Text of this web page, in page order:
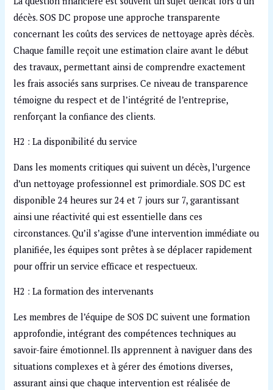
décès. SOS DC propose une approche transparente
concernant les coûts des services de nettoyage après décès.
Chaque famille reçoit une estimation claire avant le début
des travaux, permettant ainsi de comprendre exactement
les frais associés sans surprises. Ce niveau de transparence
témoigne du respect et de l’intégrité de l’entreprise,
renforçant la confiance des clients.
H2 : La disponibilité du service
Dans les moments critiques qui suivent un décès, l’urgence
d’un nettoyage professionnel est primordiale. SOS DC est
disponible 24 heures sur 24 et 7 jours sur 7, garantissant
ainsi une réactivité qui est essentielle dans ces
circonstances. Qu’il s’agisse d’une intervention immédiate ou
planifiée, les équipes sont prêtes à se déplacer rapidement
pour offrir un service efficace et respectueux.
H2 : La formation des intervenants
Les membres de l’équipe de SOS DC suivent une formation
approfondie, intégrant des compétences techniques au
savoir-faire émotionnel. Ils apprennent à naviguer dans des
situations complexes et à gérer des émotions diverses,
assurant ainsi que chaque intervention est réalisée de